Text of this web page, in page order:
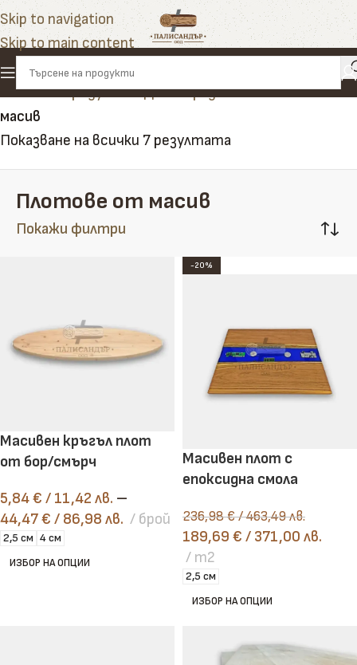
Skip to navigation
Skip to main content
Начало»Продукти»Дом и градина»Плотове от
масив
Показване на всички 7 резултата
Плотове от масив
Покажи филтри
Масивен кръгъл плот
от бор/смърч
5,84€ / 11,42 лв. –
44,47€ / 86,98 лв. брой
2,5 см 4 см
ИЗБОР НА ОПЦИИ
-20%
Масивен плот с
епоксидна смола
236,98€/ 463,49 лв.
189,69 € / 371,00 лв.
m2
2,5 см
ИЗБОР НА ОПЦИИ